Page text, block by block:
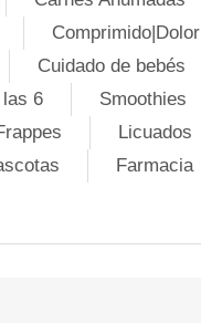
Comprimido|Dolor
Cuidado de bebés
6
Smoothies
Licuados
Farmacia